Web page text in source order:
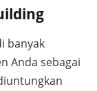
banyak
Anda sebagai